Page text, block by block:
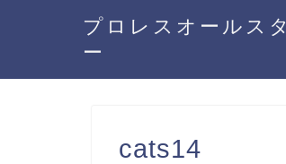
プロレスオールスタ
ー
cats14